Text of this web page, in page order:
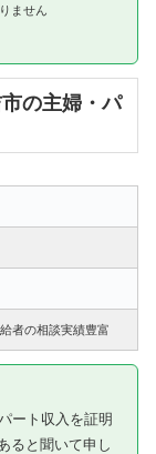
ません
の主婦・パ
者の相談実績豊富
ート収入を証明
ると聞いて申し